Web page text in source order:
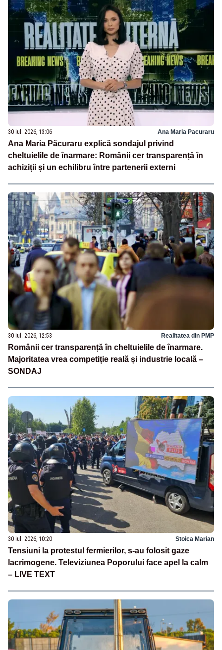
30 iul. 2026, 13:06 Ana Maria Pacuraru
Ana Maria Păcuraru explică sondajul privind
cheltuielile de înarmare: Românii cer transparență în
achiziții și un echilibru între partenerii externi
30 iul. 2026, 12:53 Realitatea din PMP
Românii cer transparență în cheltuielile de înarmare.
Majoritatea vrea competiție reală și industrie locală –
SONDAJ
30 iul. 2026, 10:20 Stoica Marian
Tensiuni la protestul fermierilor, s-au folosit gaze
lacrimogene. Televiziunea Poporului face apel la calm
– LIVE TEXT